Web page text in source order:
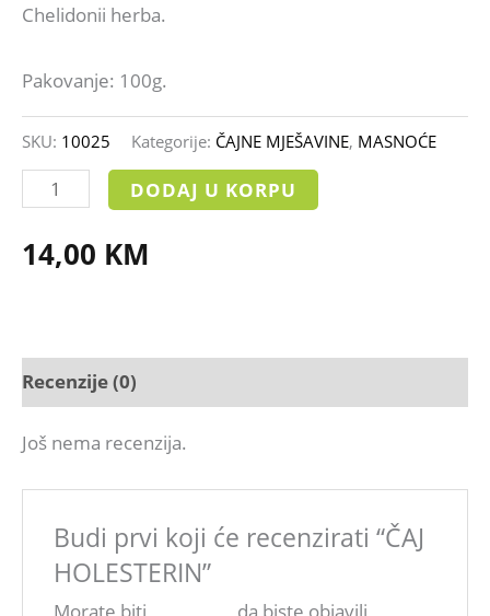
Chelidonii herba.
Pakovanje: 100g.
SKU: 10025 Kategorije: ČAJNE MJEŠAVINE, MASNOĆE
DODAJ U KORPU
14,00 KM
Recenzije (0)
Još nema recenzija.
Budi prvi koji će recenzirati “ČAJ
HOLESTERIN”
Morate biti da biste objavili